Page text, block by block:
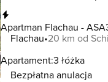
Apartman Flachau -
Flachau 20 km od
Apartament:3 łóżka
Bezpłatna anulacja